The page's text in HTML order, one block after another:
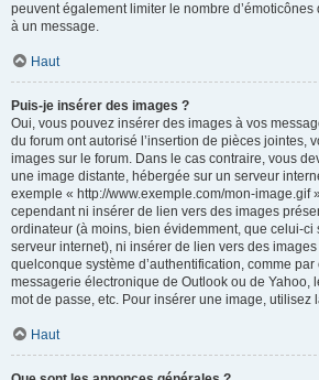
peuvent également limiter le nombre d’émoticônes
à un message.
Haut
Puis-je insérer des images ?
Oui, vous pouvez insérer des images à vos
du forum ont autorisé l’insertion de pièces jointes,
images sur le forum. Dans le cas contraire, vous
une image distante, hébergée sur un serveur
exemple « http://www.exemple.com/mon-image.gif
cependant ni insérer de lien vers des images
ordinateur (à moins, bien évidemment, que celui-ci
serveur internet), ni insérer de lien vers des
quelconque système d’authentification, comme
messagerie électronique de Outlook ou de Yahoo,
mot de passe, etc. Pour insérer une image, utilisez
Haut